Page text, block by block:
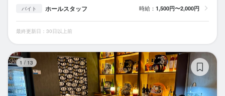
バイト ホールスタッフ 時給： 1,500円〜2,000円
最終更新日：30日以上前
1 / 13